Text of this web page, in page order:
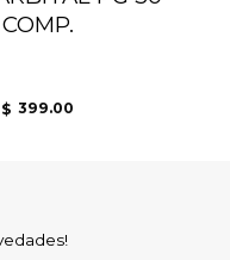
COMP.
$ 399.00